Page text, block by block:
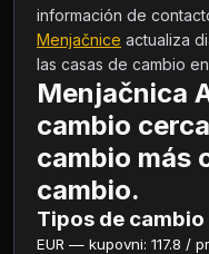
información de
Menjačnice actualiza
las casas de cambio
Menjačnica
cambio
cambio más
cambio.
Tipos de cambio
EUR — kupovni: 117.8 /